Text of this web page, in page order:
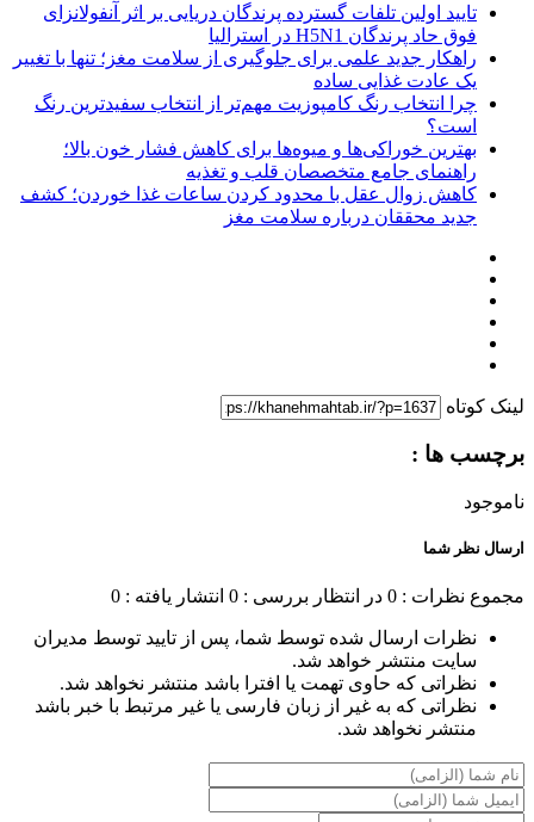
تایید اولین تلفات گسترده پرندگان دریایی بر اثر آنفولانزای
فوق حاد پرندگان H5N1 در استرالیا
راهکار جدید علمی برای جلوگیری از سلامت مغز؛ تنها با تغییر
یک عادت غذایی ساده
چرا انتخاب رنگ کامپوزیت مهم‌تر از انتخاب سفیدترین رنگ
است؟
بهترین خوراکی‌ها و میوه‌ها برای کاهش فشار خون بالا؛
راهنمای جامع متخصصان قلب و تغذیه
کاهش زوال عقل با محدود کردن ساعات غذا خوردن؛ کشف
جدید محققان درباره سلامت مغز
لینک کوتاه
برچسب ها :
ناموجود
ارسال نظر شما
مجموع نظرات : 0 در انتظار بررسی : 0 انتشار یافته : 0
نظرات ارسال شده توسط شما، پس از تایید توسط مدیران
سایت منتشر خواهد شد.
نظراتی که حاوی تهمت یا افترا باشد منتشر نخواهد شد.
نظراتی که به غیر از زبان فارسی یا غیر مرتبط با خبر باشد
منتشر نخواهد شد.